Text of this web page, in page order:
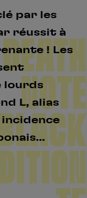
par les
réussit à
! Les
lourds
L, alias
incidence
DEATH
NOTE